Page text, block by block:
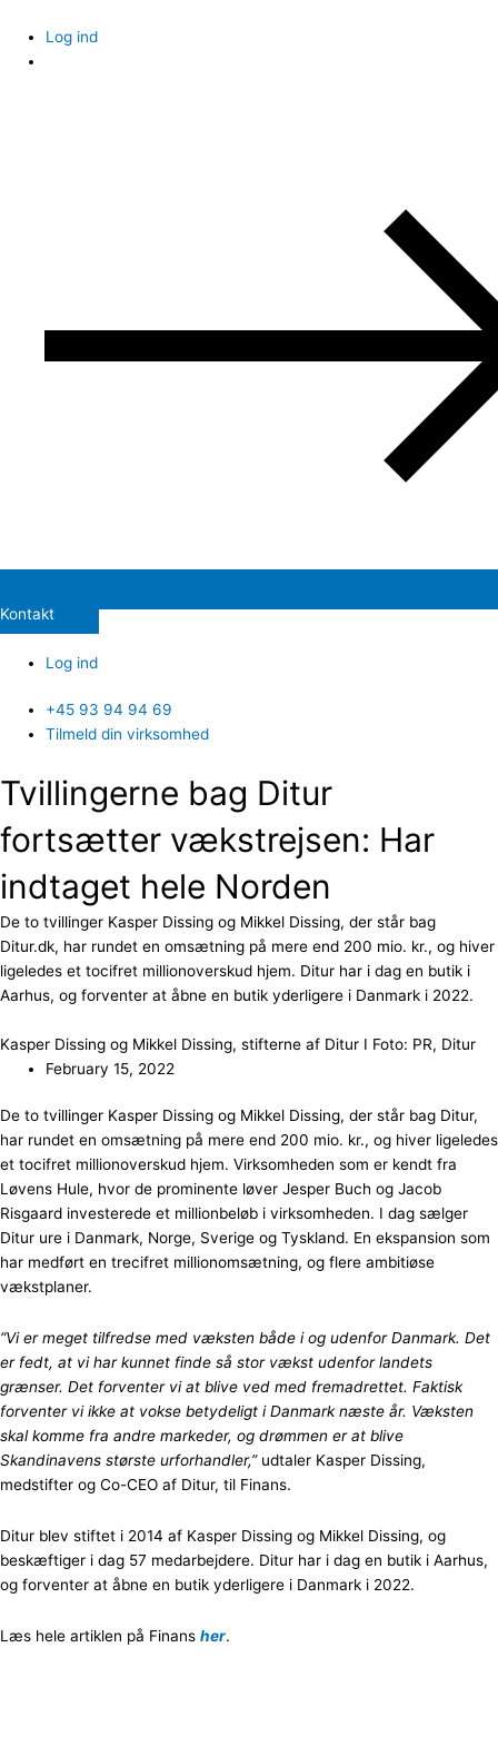
content
Log ind
Kontakt
Log ind
+45 93 94 94 69
Tilmeld din virksomhed
Tvillingerne bag Ditur
fortsætter vækstrejsen: Har
indtaget hele Norden
De to tvillinger Kasper Dissing og Mikkel Dissing, der står bag
Ditur.dk, har rundet en omsætning på mere end 200 mio. kr., og hiver
ligeledes et tocifret millionoverskud hjem. Ditur har i dag en butik i
Aarhus, og forventer at åbne en butik yderligere i Danmark i 2022.
Kasper Dissing og Mikkel Dissing, stifterne af Ditur I Foto: PR, Ditur
February 15, 2022
De to tvillinger Kasper Dissing og Mikkel Dissing, der står bag Ditur,
har rundet en omsætning på mere end 200 mio. kr., og hiver ligeledes
et tocifret millionoverskud hjem. Virksomheden som er kendt fra
Løvens Hule, hvor de prominente løver Jesper Buch og Jacob
Risgaard investerede et millionbeløb i virksomheden. I dag sælger
Ditur ure i Danmark, Norge, Sverige og Tyskland. En ekspansion som
har medført en trecifret millionomsætning, og flere ambitiøse
vækstplaner.
“Vi er meget tilfredse med væksten både i og udenfor Danmark. Det
er fedt, at vi har kunnet finde så stor vækst udenfor landets
grænser. Det forventer vi at blive ved med fremadrettet. Faktisk
forventer vi ikke at vokse betydeligt i Danmark næste år. Væksten
skal komme fra andre markeder, og drømmen er at blive
Skandinavens største urforhandler,”udtaler Kasper Dissing,
medstifter og Co-CEO af Ditur, til Finans.
Ditur blev stiftet i 2014 af Kasper Dissing og Mikkel Dissing, og
beskæftiger i dag 57 medarbejdere. Ditur har i dag en butik i Aarhus,
og forventer at åbne en butik yderligere i Danmark i 2022.
Læs hele artiklen på Finans her.